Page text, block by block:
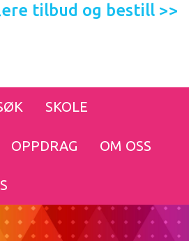
tilbud og bestill >>
SKOLE
OPPDRAG OM OSS